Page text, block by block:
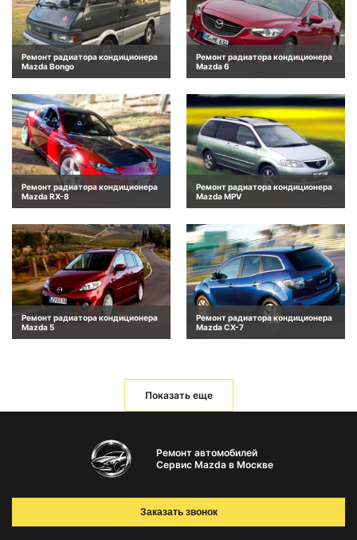
Ремонт радиатора кондиционера
Mazda Bongo
Ремонт радиатора кондиционера
Mazda 6
Ремонт радиатора кондиционера
Mazda RX-8
Ремонт радиатора кондиционера
Mazda MPV
Ремонт радиатора кондиционера
Mazda 5
Ремонт радиатора кондиционера
Mazda CX-7
Показать еще
Ремонт автомобилей
Сервис Mazda в Москве
Заказать звонок